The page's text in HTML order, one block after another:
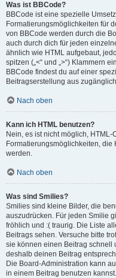
Was ist BBCode?
BBCode ist eine spezielle
Formatierungsmöglichkeiten für
von BBCode werden durch die
auch durch dich für jeden
ähnlich wie HTML aufgebaut,
spitzen („<“ und „>“) Klammern
BBCode findest du auf einer
Beitragserstellung aus
Nach oben
Kann ich HTML benutzen?
Nein, es ist nicht möglich,
Formatierungsmöglichkeiten,
werden.
Nach oben
Was sind Smilies?
Smilies sind kleine Bilder, die
auszudrücken. Für jeden Smilie
fröhlich und :( traurig. Die Liste
Beitrags sehen. Versuche bitte
sie können einen Beitrag schnell
deshalb deinen Beitrag
Die Board-Administration kann
in einem Beitrag benutzen kannst.